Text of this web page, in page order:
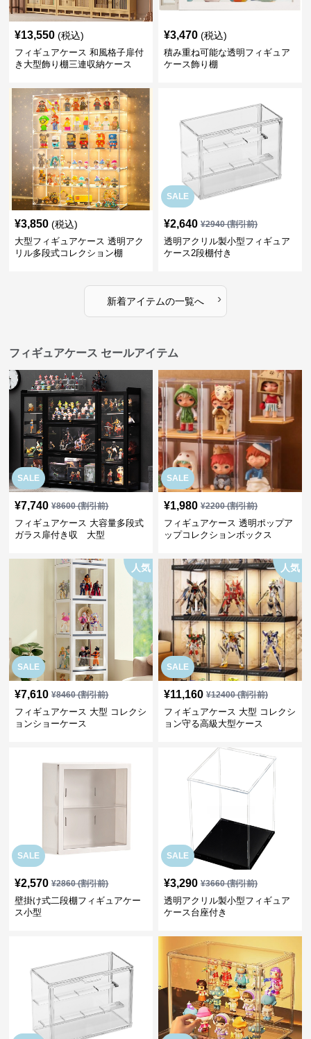
¥13,550 (税込)
フィギュアケース 和風格子扉付
き大型飾り棚三連収納ケース
¥3,470 (税込)
積み重ね可能な透明フィギュア
ケース飾り棚
¥3,850 (税込)
大型フィギュアケース 透明アク
リル多段式コレクション棚
SALE
¥2,640 ¥2940(割引前)
透明アクリル製小型フィギュア
ケース2段棚付き
新着アイテムの一覧へ ›
フィギュアケース セールアイテム
SALE
¥7,740 ¥8600(割引前)
フィギュアケース 大容量多段式
ガラス扉付き収 大型
SALE
¥1,980 ¥2200(割引前)
フィギュアケース 透明ポップア
ップコレクションボックス
SALE
人気
¥7,610 ¥8460(割引前)
フィギュアケース 大型 コレクシ
ョンショーケース
SALE
人気
¥11,160 ¥12400(割引前)
フィギュアケース 大型 コレクシ
ョン守る高級大型ケース
SALE
¥2,570 ¥2860(割引前)
壁掛け式二段棚フィギュアケー
ス小型
SALE
¥3,290 ¥3660(割引前)
透明アクリル製小型フィギュア
ケース台座付き